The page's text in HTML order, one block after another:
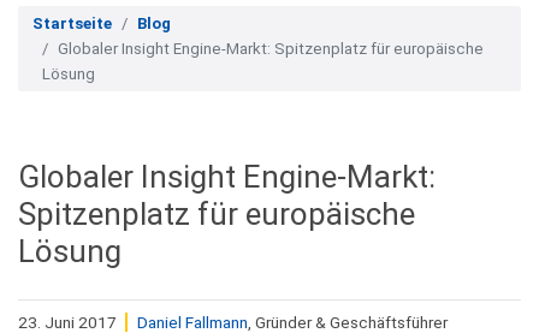
Startseite
Blog
Globaler Insight Engine-Markt: Spitzenplatz für europäische
Lösung
Globaler Insight Engine-Markt:
Spitzenplatz für europäische
Lösung
23. Juni 2017 Daniel Fallmann , Gründer & Geschäftsführer